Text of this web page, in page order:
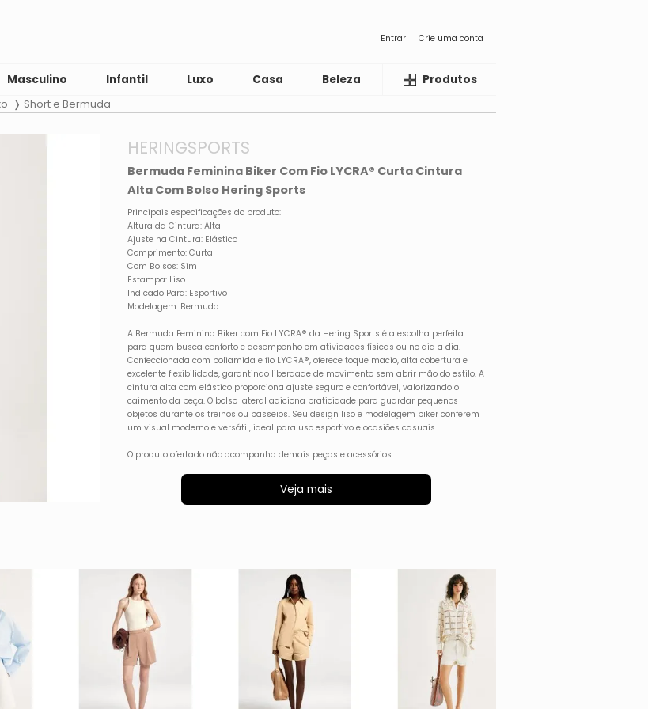
Entrar Crie uma conta
Masculino Infantil Luxo Casa Beleza LiquidaProdutos
Short e Bermuda
HERINGSPORTS
Bermuda Feminina Biker Com Fio LYCRA® Curta Cintura
Alta Com Bolso Hering Sports
Principais especificações do produto:
Altura da Cintura: Alta
Ajuste na Cintura: Elástico
Comprimento: Curta
Com Bolsos: Sim
Estampa: Liso
Indicado Para: Esportivo
Modelagem: Bermuda
A Bermuda Feminina Biker com Fio LYCRA® da Hering Sports é a escolha perfeita
para quem busca conforto e desempenho em atividades físicas ou no dia a dia.
Confeccionada com poliamida e fio LYCRA®, oferece toque macio, alta cobertura e
excelente flexibilidade, garantindo liberdade de movimento sem abrir mão do estilo. A
cintura alta com elástico proporciona ajuste seguro e confortável, valorizando o
caimento da peça. O bolso lateral adiciona praticidade para guardar pequenos
objetos durante os treinos ou passeios. Seu design liso e modelagem biker conferem
um visual moderno e versátil, ideal para uso esportivo e ocasiões casuais.
O produto ofertado não acompanha demais peças e acessórios.
Veja mais